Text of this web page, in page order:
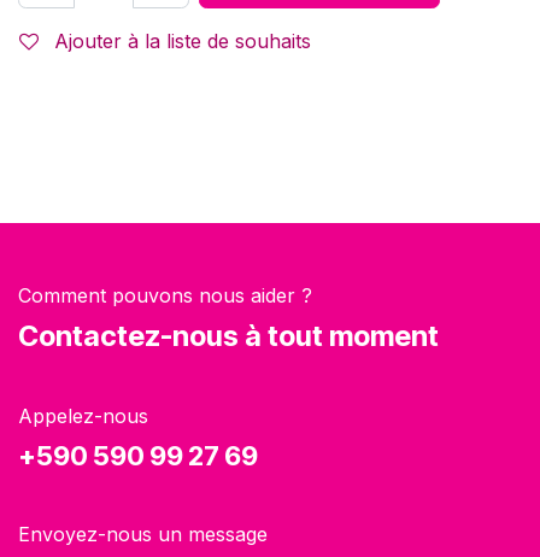
Ajouter à la liste de souhaits
Comment pouvons nous aider ?
Contactez-nous à tout moment
Appelez-nous
+590 590 99 27 69
Envoyez-nous un message